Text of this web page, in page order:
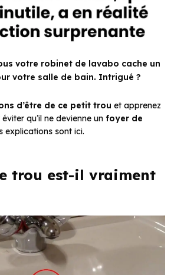
votre robinet de lavabo cache un
votre salle de bain. Intrigué ?
d’être de ce petit trou et apprenez
qu’il ne devienne un foyer de
explications sont ici.
trou est-il vraiment